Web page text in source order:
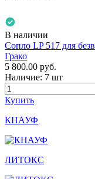
В наличии
Сопло LP 517 для
Грако
5 800.00 руб.
Наличие: 7 шт
Купить
КНАУФ
ЛИТОКС